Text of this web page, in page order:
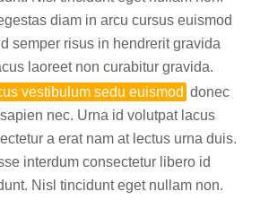
diam in arcu cursus euismod
semper risus in hendrerit gravida
laoreet non curabitur gravida.
vestibulum sedu euismod donec
nec. Urna id volutpat lacus
a erat nam at lectus urna duis.
interdum consectetur libero id
Nisl tincidunt eget nullam non.